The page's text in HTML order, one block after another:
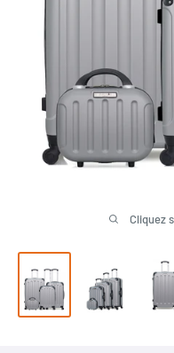
Cliquez